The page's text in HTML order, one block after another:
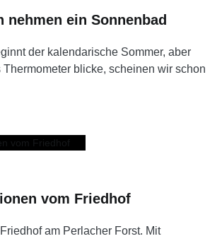
nehmen ein Sonnenbad
der kalendarische Sommer, aber
blicke, scheinen wir schon
vom Friedhof
am Perlacher Forst. Mit